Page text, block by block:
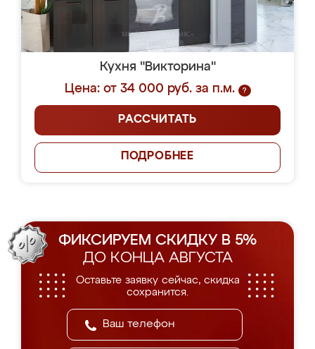
Кухня "Викторина"
Цена: от 34 000 руб. за п.м.
?
РАССЧИТАТЬ
ПОДРОБНЕЕ
ФИКСИРУЕМ СКИДКУ В 5%
ДО КОНЦА АВГУСТА
Оставьте заявку сейчас, скидка
сохранится.